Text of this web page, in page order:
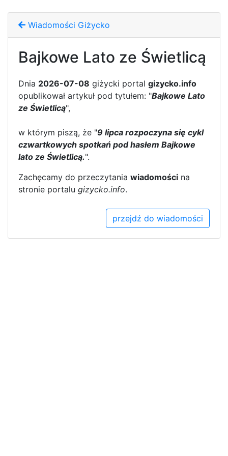
Wiadomości Giżycko
Bajkowe Lato ze Świetlicą
Dnia 2026-07-08 giżycki portal gizycko.info
opublikował artykuł pod tytułem: "Bajkowe Lato
ze Świetlicą",
w którym piszą, że "9 lipca rozpoczyna się cykl
czwartkowych spotkań pod hasłem Bajkowe
lato ze Świetlicą.".
Zachęcamy do przeczytania wiadomości na
stronie portalu gizycko.info.
przejdź do wiadomości